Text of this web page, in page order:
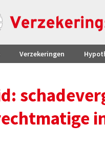
Verzekeringen